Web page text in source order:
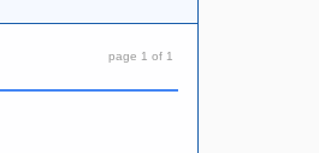
page 1 of 1